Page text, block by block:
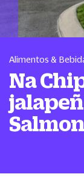
Alimentos &
Na